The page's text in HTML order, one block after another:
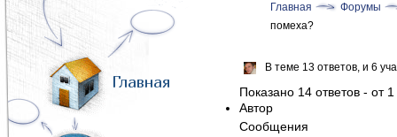
Главная
Главная
Форумы
помеха?
В теме 13 ответов, и 6
Показано 14 ответов - от
Автор
Сообщения